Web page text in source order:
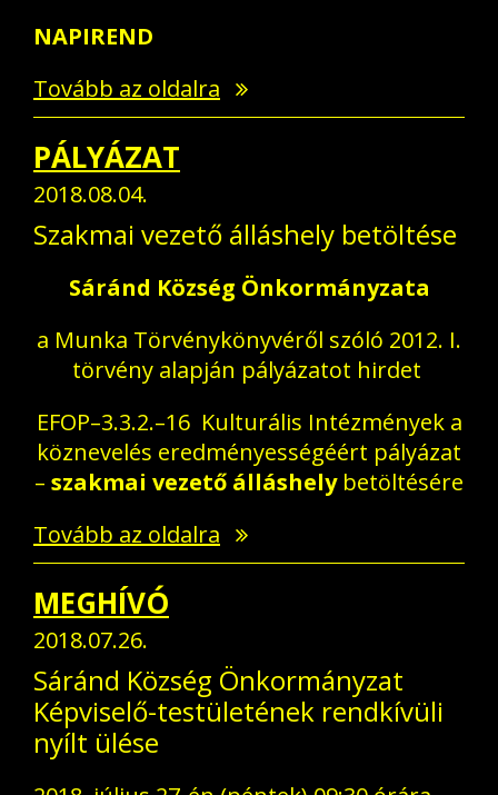
NAPIREND
Tovább az oldalra
PÁLYÁZAT
2018.08.04.
Szakmai vezető álláshely betöltése
Sáránd Község Önkormányzata
a Munka Törvénykönyvéről szóló 2012. I.
törvény alapján pályázatot hirdet
EFOP–3.3.2.–16 Kulturális Intézmények a
köznevelés eredményességéért pályázat
– szakmai vezető álláshely betöltésére
Tovább az oldalra
MEGHÍVÓ
2018.07.26.
Sáránd Község Önkormányzat
Képviselő-testületének rendkívüli
nyílt ülése